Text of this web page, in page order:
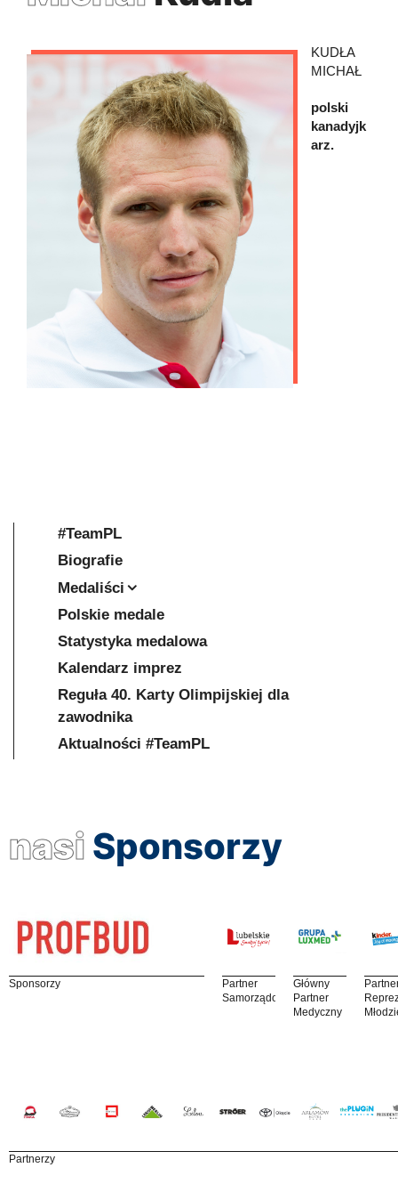
KUDŁA
MICHAŁ
polski
kanadyjk
arz.
#TeamPL
Biografie
Medaliści
Polskie medale
Statystyka medalowa
Kalendarz imprez
Reguła 40. Karty Olimpijskiej dla
zawodnika
Aktualności #TeamPL
nasi Sponsorzy
Sponsorzy
Partner
Samorządowy
Główny
Partner
Medyczny
Partnerzy